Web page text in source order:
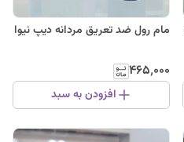
مام رول ضد تعریق مردانه دیپ نیوا
۴۶۵٬۰۰۰
افزودن به سبد